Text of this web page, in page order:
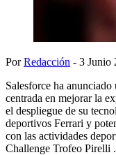
PorRedacción - 3 Junio
Salesforce ha
centrada en mejorar la
el despliegue de su
deportivos Ferrari y
con las actividades
Challenge Trofeo Pirelli .